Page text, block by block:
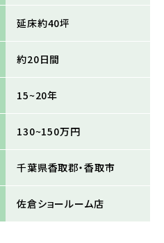
延床約40坪
約20日間
15~20年
130~150万円
千葉県香取郡・香取市
佐倉ショールーム店